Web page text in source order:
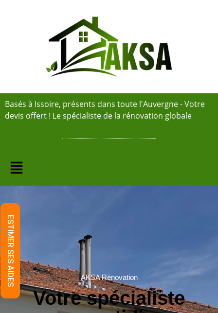
Basés à Issoire, présents dans toute l'Auvergne - Votre
devis offert ! Le spécialiste de la rénovation globale
AKSA Rénovation
Votre spécialiste
ESTIMER SES AIDES